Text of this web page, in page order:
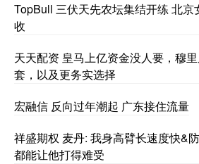
TopBull 三伏天先农坛集结开练 北
收
天天配资 皇马上亿资金没人要，穆
套，以及更务实选择
宏融信 反向过年潮起 广东接住流量
祥盛期权 麦丹: 我身高臂长速度快&
都能让他打得难受